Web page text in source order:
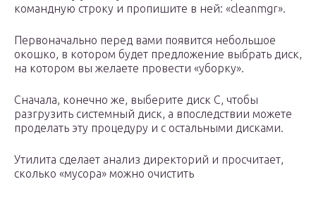
командную строку и пропишите в ней: «cleanmgr».
Первоначально перед вами появится небольшое
окошко, в котором будет предложение выбрать диск,
на котором вы желаете провести «уборку».
Сначала, конечно же, выберите диск C, чтобы
разгрузить системный диск, а впоследствии можете
проделать эту процедуру и с остальными дисками.
Утилита сделает анализ директорий и просчитает,
сколько «мусора» можно очистить